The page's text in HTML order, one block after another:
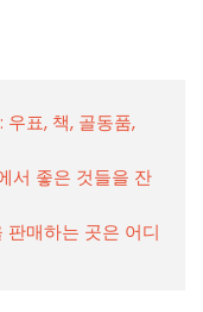
표, 책, 골동품,
서 좋은 것들을 잔
판매하는 곳은 어디